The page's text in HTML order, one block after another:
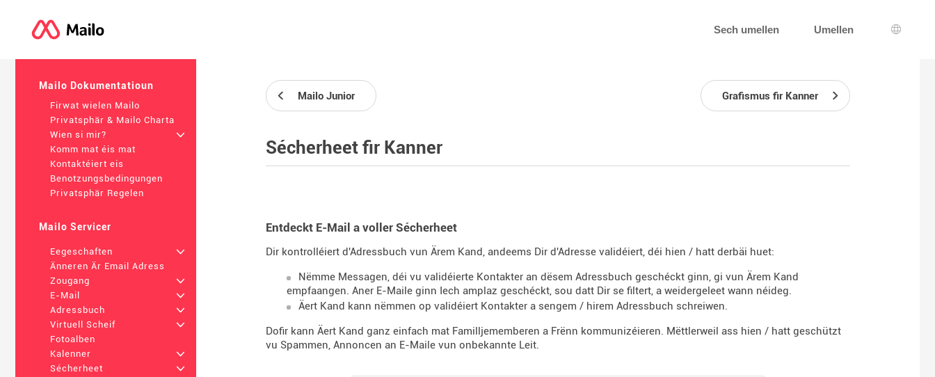
Sech umellen Umellen
Mailo Dokumentatioun
Firwat wielen Mailo
Privatsphär & Mailo Charta
Wien si mir?
+
Komm mat éis mat
Kontaktéiert eis
Benotzungsbedingungen
Privatsphär Regelen
Mailo Servicer
Eegeschaften
+
Änneren Är Email Adress
Zougang
+
E-Mail
+
Adressbuch
+
Virtuell Scheif
+
Fotoalben
Kalenner
+
Sécherheet
+
Mailo Junior Grafismus fir Kanner
Sécherheet fir Kanner
Entdeckt E-Mail a voller Sécherheet
Dir kontrolléiert d'Adressbuch vun Ärem Kand, andeems Dir d'Adresse validéiert, déi hien / hatt derbäi huet:
Nëmme Messagen, déi vu validéierte Kontakter an dësem Adressbuch geschéckt ginn, gi vun Ärem Kand
empfaangen. Aner E-Maile ginn Iech amplaz geschéckt, sou datt Dir se filtert, a weidergeleet wann néideg.
Äert Kand kann nëmmen op validéiert Kontakter a sengem / hirem Adressbuch schreiwen.
Dofir kann Äert Kand ganz einfach mat Familljememberen a Frënn kommunizéieren. Mëttlerweil ass hien / hatt geschützt
vu Spammen, Annoncen an E-Maile vun onbekannte Leit.